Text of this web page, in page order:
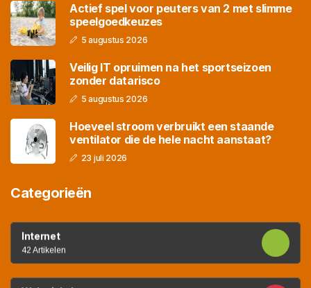
Actief spel voor peuters van 2 met slimme
speelgoedkeuzes
5 augustus 2026
Veilig IT opruimen na het sportseizoen
zonder datarisco
5 augustus 2026
Hoeveel stroom verbruikt een staande
ventilator die de hele nacht aanstaat?
23 juli 2026
Categorieën
Internet
42 Artikelen